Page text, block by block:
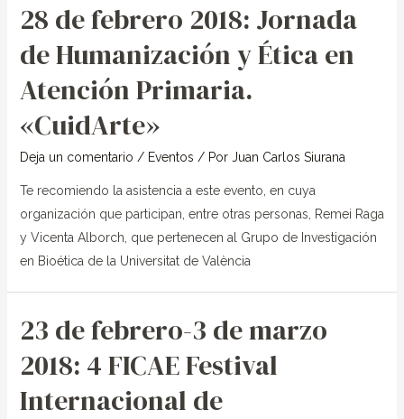
28 de febrero 2018: Jornada
de Humanización y Ética en
Atención Primaria.
«CuidArte»
Deja un comentario / Eventos / Por Juan Carlos Siurana
Te recomiendo la asistencia a este evento, en cuya
organización que participan, entre otras personas, Remei Raga
y Vicenta Alborch, que pertenecen al Grupo de Investigación
en Bioética de la Universitat de València
23 de febrero-3 de marzo
2018: 4 FICAE Festival
Internacional de
23
febrero-
3